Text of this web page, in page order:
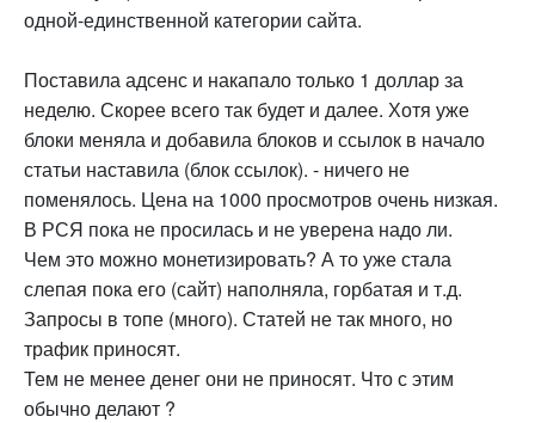
одной-единственной категории сайта.
Поставила адсенс и накапало только 1 доллар за
неделю. Скорее всего так будет и далее. Хотя уже
блоки меняла и добавила блоков и ссылок в начало
статьи наставила (блок ссылок). - ничего не
поменялось. Цена на 1000 просмотров очень низкая.
В РСЯ пока не просилась и не уверена надо ли.
Чем это можно монетизировать? А то уже стала
слепая пока его (сайт) наполняла, горбатая и т.д.
Запросы в топе (много). Статей не так много, но
трафик приносят.
Тем не менее денег они не приносят. Что с этим
обычно делают ?